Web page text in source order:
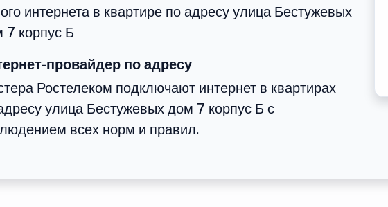
интернета в квартире по адресу улица Бестужевых
7 корпус Б
провайдер по адресу
Ростелеком подключают интернет в квартирах
улица Бестужевых дом 7 корпус Б с
всех норм и правил.